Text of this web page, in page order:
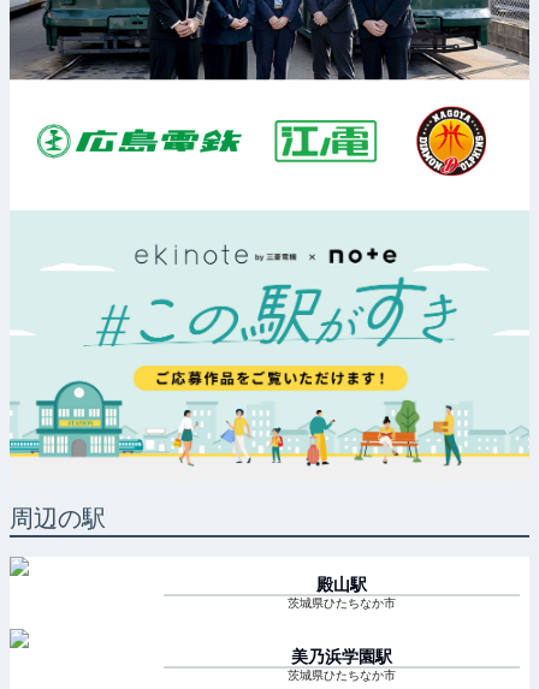
周辺の駅
殿山駅
茨城県ひたちなか市
美乃浜学園駅
茨城県ひたちなか市